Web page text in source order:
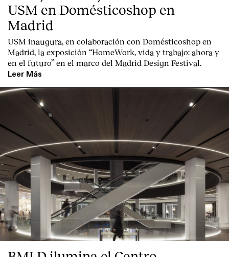
USM en Domésticoshop en
Madrid
USM inaugura, en colaboración con Domésticoshop en
Madrid, la exposición “HomeWork, vida y trabajo: ahora y
en el futuro” en el marco del Madrid Design Festival.
Leer Más